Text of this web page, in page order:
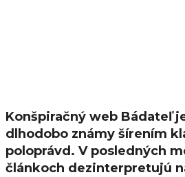
Konšpiračný web Bádateľ
dlhodobo známy šírením
poloprávd. V posledných
článkoch dezinterpretujú